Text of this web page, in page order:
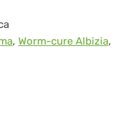
, Worm-cure Albizia,